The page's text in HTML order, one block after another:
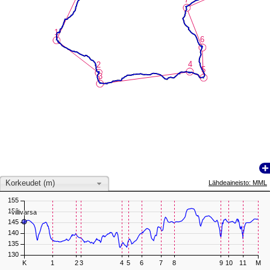
1
1
2
2
3
3
4
4
5
5
6
6
Lähdeaineisto: MML
Korkeudet (m)
K 1 23 4 5 6 7 8 9 10 11 M
130
135
140
145
150
155
villivarsa
villivarsa